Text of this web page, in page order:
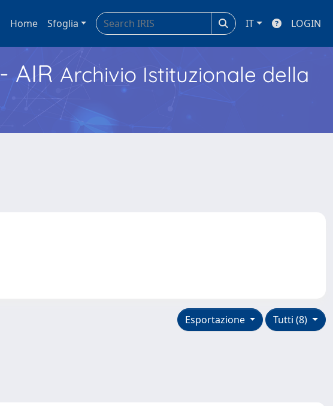
Home Sfoglia IT LOGIN
- AIR Archivio Istituzionale della
Tutti (8)
Esportazione